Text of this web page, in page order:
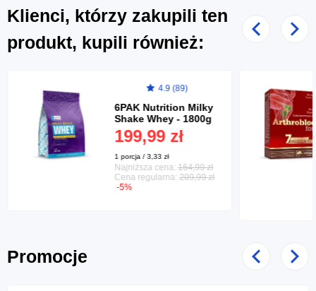
Klienci, którzy zakupili ten
produkt, kupili również:
Poprzedni
4.9 (89)
6PAK Nutrition Milky
Shake Whey - 1800g
199,99 zł
1 porcja / 3,33 zł
Najniższa cena: 164,99 zł
Cena regularna: 209,99 zł
-5%
Promocje Poprzedni